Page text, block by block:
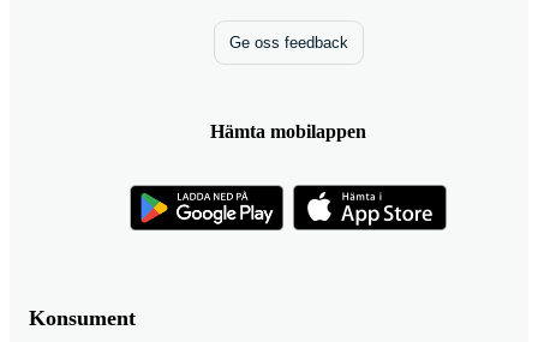
Konsument
Ge oss feedback
Hämta mobilappen